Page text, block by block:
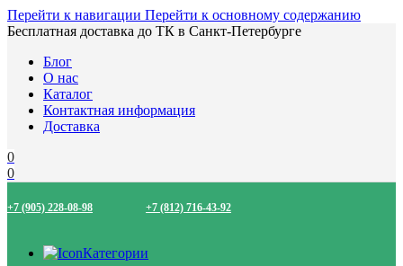
Перейти к навигации Перейти к основному содержанию
Бесплатная доставка до ТК в Санкт-Петербурге
Блог
О нас
Каталог
Контактная информация
Доставка
0
0
+7 (905) 228-08-98 +7 (812) 716-43-92
Категории